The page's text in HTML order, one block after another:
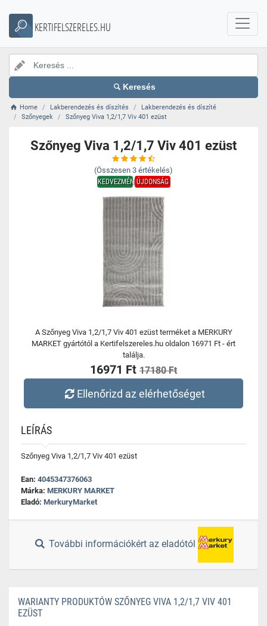
KERTIFELSZERELES.HU
Keresés
Home Lakberendezés és díszítés
Lakberendezés és díszíté
Szőnyegek
Szőnyeg Viva 1,2/1,7 Viv 401 ezüst
Szőnyeg Viva 1,2/1,7 Viv 401 ezüst
(Összesen 3 értékelés)
KEDVEZMÉNYÚJDONSÁG
A Szőnyeg Viva 1,2/1,7 Viv 401 ezüst terméket a MERKURY
MARKET gyártótól a Kertifelszereles.hu oldalon 16971 Ft - ért
találja.
16971 Ft 17180 Ft
Ellenőrizd az elérhetőséget
LEÍRÁS
Szőnyeg Viva 1,2/1,7 Viv 401 ezüst
Ean: 4045347376063
Márka: MERKURY MARKET
Eladó: MerkuryMarket
További információkért az eladótól
WARIANTY PRODUKTÓW SZŐNYEG VIVA 1,2/1,7 VIV 401
EZÜST